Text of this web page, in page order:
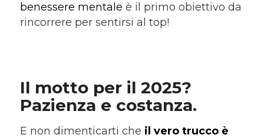
benessere mentale è il primo obiettivo da
rincorrere per sentirsi al top!
Il motto per il 2025?
Pazienza e costanza.
E non dimenticarti che il vero trucco è